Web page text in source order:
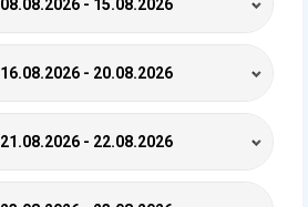
08.08.2026 - 15.08.2026
16.08.2026 - 20.08.2026
21.08.2026 - 22.08.2026